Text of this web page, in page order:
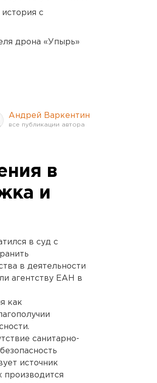
с
дрона «Упырь»
Андрей Варкентин
в
и
в суд с
в деятельности
агентству ЕАН в
как
санитарно-
источник
производится